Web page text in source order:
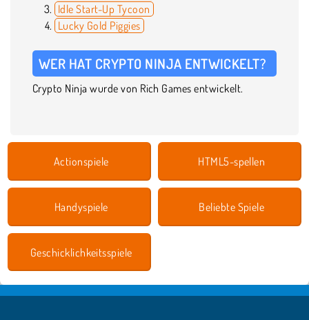
Idle Start-Up Tycoon
Lucky Gold Piggies
WER HAT CRYPTO NINJA ENTWICKELT?
Crypto Ninja wurde von Rich Games entwickelt.
Actionspiele HTML5-spellen
Handyspiele Beliebte Spiele
Geschicklichkeitsspiele